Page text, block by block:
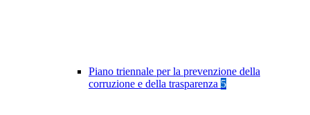
Piano triennale per la prevenzione della
corruzione e della trasparenza 5